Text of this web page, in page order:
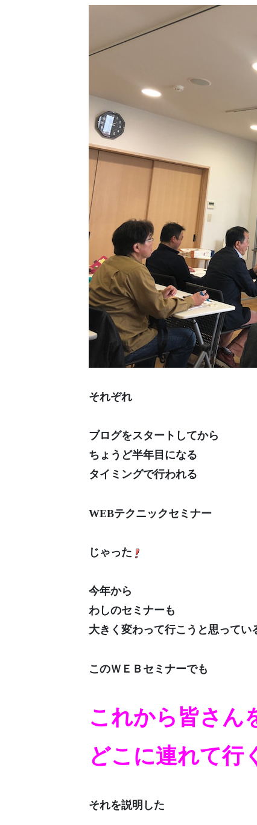
それぞれ
ブログをスタートしてから
ちょうど半年目になる
タイミングで行われる
WEBテクニックセミナー
じゃった
今年から
わしのセミナーも
大きく変わって行こうと思ってい
このＷＥＢセミナーでも
これから皆さん
どこに連れて行
それを説明した